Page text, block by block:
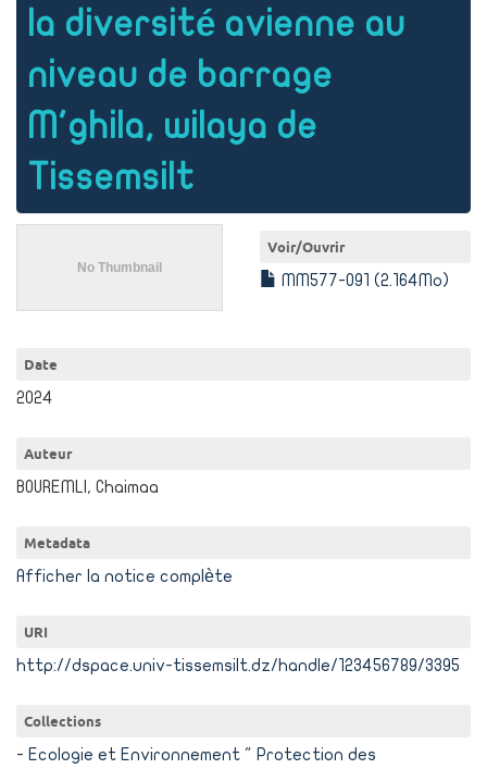
la diversité avienne au
niveau de barrage
M'ghila, wilaya de
Tissemsilt
Voir/Ouvrir
MM577-091 (2.164Mo)
Date
2024
Auteur
BOUREMLI, Chaimaa
Metadata
Afficher la notice complète
URI
http://dspace.univ-tissemsilt.dz/handle/123456789/3395
Collections
- Ecologie et Environnement " Protection des